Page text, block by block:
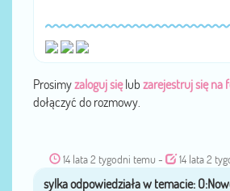
Prosimyzaloguj sięlub zarejestruj się na
dołączyć do rozmowy.
14 lata 2 tygodni temu - 14 lata 2
przezsylka